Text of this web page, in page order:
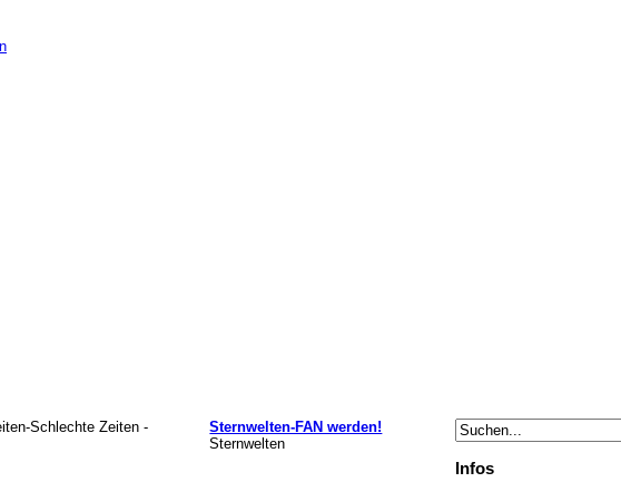
Schlechte Zeiten -
Sternwelten-FAN werden!
Sternwelten
Infos